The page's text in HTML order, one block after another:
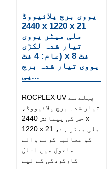
یووی برچ پلائیووڈ
2440 x 1220 x 21
ملی میٹر یووی
تیار شدہ لکڑی
(عام: 4 فٹ x 8 فٹ
یووی تیار شدہ برچ
پی...
ROCPLEX UV پہلے سے
تیار شدہ برچ پلائیووڈ،
جس کی پیمائش 2440 x
1220 x 21 ملی میٹر ہے،
کو مطالبہ کرنے والے
ماحول میں اعلیٰ
کارکردگی کے لیے